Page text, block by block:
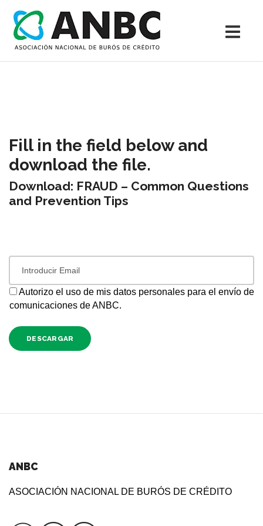
Fill in the field below and
download the file.
Download: FRAUD – Common Questions
and Prevention Tips
Autorizo el uso de mis datos personales para el envío de
comunicaciones de ANBC.
DESCARGAR
ANBC
ASOCIACIÓN NACIONAL DE BURÓS DE CRÉDITO